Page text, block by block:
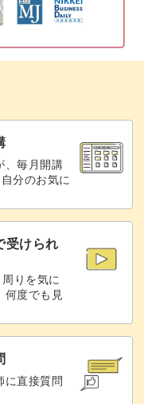
20:29
23:57
24:27
25:25
る
、毎月開講
分のお気に
受けられ
りを気に
何度でも見
に直接質問